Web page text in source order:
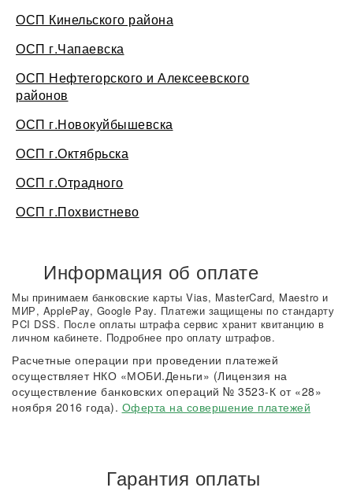
ОСП Кинельского района
ОСП г.Чапаевска
ОСП Нефтегорского и Алексеевского
районов
ОСП г.Новокуйбышевска
ОСП г.Октябрьска
ОСП г.Отрадного
ОСП г.Похвистнево
Информация об оплате
Мы принимаем банковские карты Vias, MasterCard, Maestro и
МИР, ApplePay, Google Pay. Платежи защищены по стандарту
PCI DSS. После оплаты штрафа сервис хранит квитанцию в
личном кабинете. Подробнее про оплату штрафов.
Расчетные операции при проведении платежей
осуществляет НКО «МОБИ.Деньги» (Лицензия на
осуществление банковских операций № 3523-К от «28»
ноября 2016 года). Оферта на совершение платежей
Гарантия оплаты